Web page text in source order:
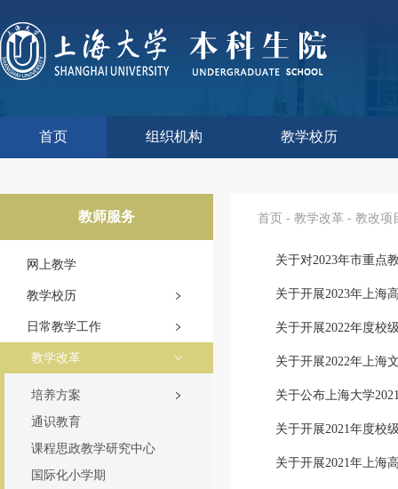
首页 组织机构 教学校历
教师服务
网上教学
教学校历
日常教学工作
教学改革
培养方案
通识教育
课程思政教学研究中心
国际化小学期
首页 - 教学改革 - 教改项
关于对2023年市重点
关于开展2023年上海
关于开展2022年度校
关于开展2022年上海
关于公布上海大学
关于开展2021年度校
关于开展2021年上海